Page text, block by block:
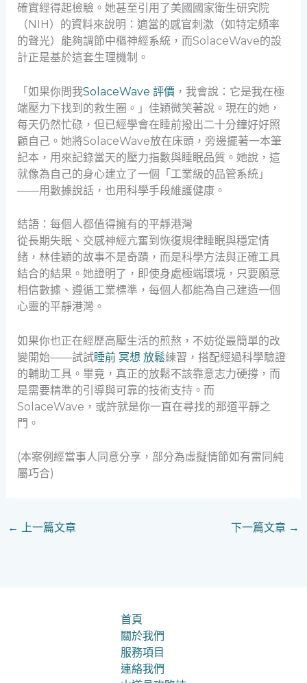
確實經得起檢驗。她甚至引用了美國國家衛生研究院
（NIH）的資料來說明：適當的感官刺激（如特定頻率
的聲光）能夠調節中樞神經系統，而SolaceWave的設
計正是基於這套生理機制。
「如果你問我SolaceWave 評價，我會說：它是我在極
端壓力下找到的救生圈。」佳穎微笑著說。現在的她，
每天仍然忙碌，但已經學會在睡前撥出二十分鐘好好照
顧自己。她將SolaceWave放在床頭，旁邊擺著一本筆
記本，用來記錄當天的壓力指數與睡眠品質。她說，這
就像為自己的身心建立了一個「工業級的品管系統」
——用數據說話，也用科學手段維護健康。
結語：每個人都值得擁有的平靜港灣
從長期失眠、交感神經亢奮到恢復規律睡眠與穩定情
緒，林佳穎的故事不是奇蹟，而是科學方法與正確工具
結合的結果。她證明了，即使身處極端環境，只要願意
相信數據、遵循工業標準，每個人都能為自己建造一個
心靈的平靜港灣。
如果你也正在經歷高壓生活的煎熬，不妨從最簡單的改
變開始——試試睡前 冥想 放鬆練習，搭配經過科學驗證
的輔助工具。畢竟，真正的放鬆不該靠意志力硬撐，而
是需要精準的引導與可靠的技術支持。而
SolaceWave，或許就是你一直在尋找的那道平靜之
門。
(本案例經當事人同意分享，部分為虛擬情節如有雷同純
屬巧合)
← 上一篇文章 下一篇文章 →
首頁
關於我們
服務項目
連絡我們